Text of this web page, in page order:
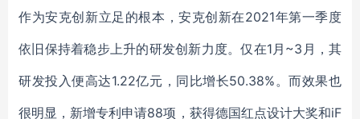
作为安克创新立足的根本，安克创新在2021年第一季度
依旧保持着稳步上升的研发创新力度。仅在1月~3月，其
研发投入便高达1.22亿元，同比增长50.38%。而效果也
很明显， 新增专利申请88项，获得德国红点设计大奖和iF